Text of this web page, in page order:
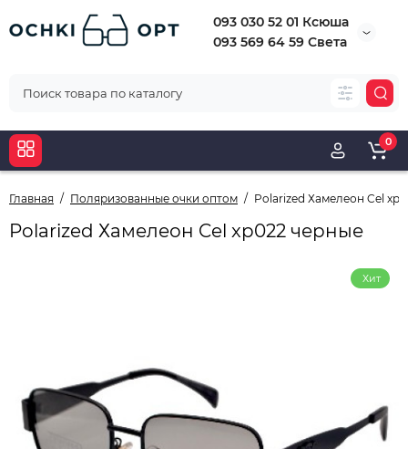
093 030 52 01 Ксюша
093 569 64 59 Света
0
Главная Поляризованные очки оптом Polarized Хамелеон Cel
Polarized Хамелеон Cel xp022 черные
Хит